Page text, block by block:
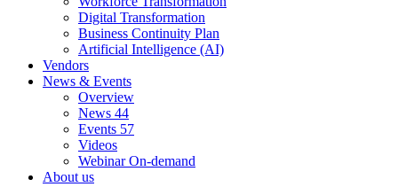
Digital Transformation
Business Continuity Plan
Artificial Intelligence (AI)
Vendors
News & Events
Overview
News 44
Events 57
Videos
Webinar On-demand
About us